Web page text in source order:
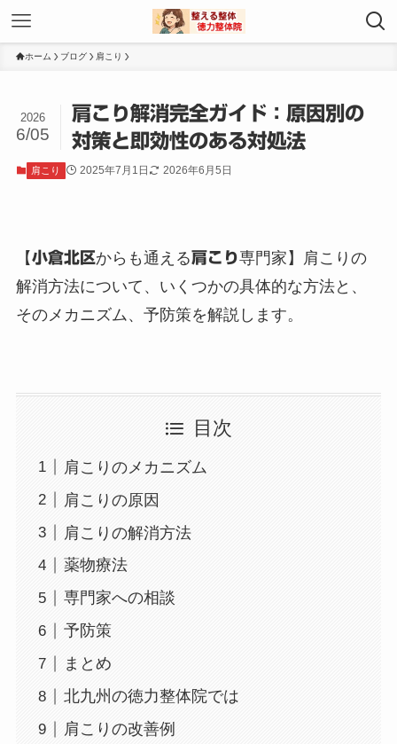
ホーム ブログ 肩こり
肩こり解消完全ガイド：原因別の
対策と即効性のある対処法
2026
6/05
肩こり 2025年7月1日 2026年6月5日
【小倉北区からも通える肩こり専門家】肩こりの
解消方法について、いくつかの具体的な方法と、
そのメカニズム、予防策を解説します。
目次
肩こりのメカニズム
肩こりの原因
肩こりの解消方法
薬物療法
専門家への相談
予防策
まとめ
北九州の徳力整体院では
肩こりの改善例